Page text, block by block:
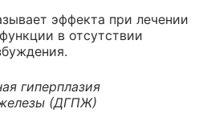
эффекта при лечении
в отсутствии
гиперплазия
(ДГПЖ)